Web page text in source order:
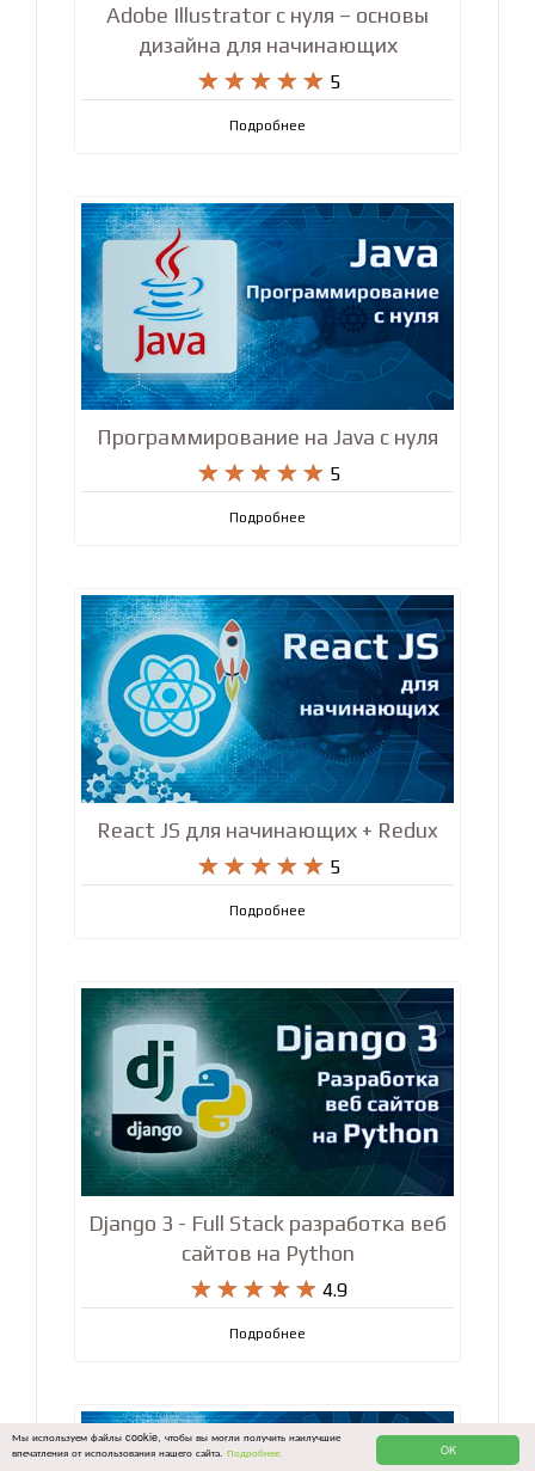
OK
Мы используем файлы cookie, чтобы вы могли получить наилучшие
впечатления от использования нашего сайта. Подробнее.
Adobe Illustrator с нуля – основы
дизайна для начинающих
    
     5
Подробнее
Программирование на Java с нуля
    
     5
Подробнее
React JS для начинающих + Redux
    
     5
Подробнее
Django 3 - Full Stack разработка веб
сайтов на Python
    
     4.9
Подробнее